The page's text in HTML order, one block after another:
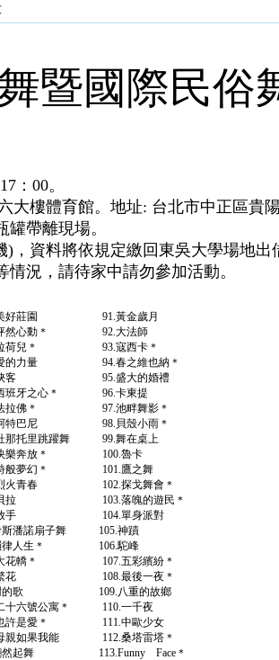
暨國際民俗
：00。
樓體育館。地址: 台北市中正區貴陽
帶離現場。
，資料將依規定繳回東吳大學場地出
況，請待家中請勿參加活動。
莊園 91.黃金歲月
心動＊ 92.大法師
兒＊ 93.寇西卡＊
力量 94.春之維也納＊
俠客 95.盛大的婚禮
牙之心＊ 96.卡東提
佛＊ 97.池畔舞影＊
尼 98.貝殼小雨＊
躍舞 99.舞在桌上
放＊ 100.魯卡
夢幻＊ 101.鷹之舞
春 102.探戈舞會＊
拉 103.落魄的遊民＊
放手 104.單身派對
諾扇子舞 105.神蹟
律人生＊ 106.駝峰
轎＊ 107.五彩繽紛＊
108.最後一夜＊
的歌 109.八重的故鄉
公寓＊ 110.一千夜
愛＊ 111.中歐少女
果我能 112.桑塔雷塔＊
然起舞 113.Funny Face＊